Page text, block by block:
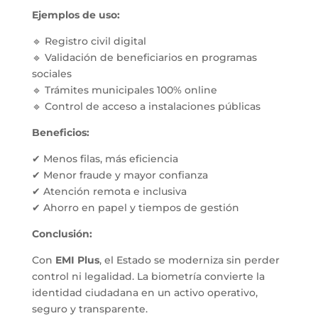
Ejemplos de uso:
🔹 Registro civil digital
🔹 Validación de beneficiarios en programas
sociales
🔹 Trámites municipales 100% online
🔹 Control de acceso a instalaciones públicas
Beneficios:
✔ Menos filas, más eficiencia
✔ Menor fraude y mayor confianza
✔ Atención remota e inclusiva
✔ Ahorro en papel y tiempos de gestión
Conclusión:
Con EMI Plus, el Estado se moderniza sin perder
control ni legalidad. La biometría convierte la
identidad ciudadana en un activo operativo,
seguro y transparente.